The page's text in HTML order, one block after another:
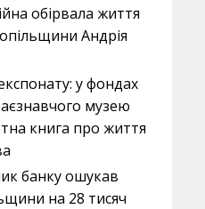
обірвала життя
Андрія
у фондах
музею
книга про життя
банку ошукав
на 28 тисяч